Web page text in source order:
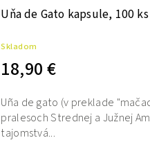
Uňa de Gato kapsule, 100
Skladom
18,90 €
Uña de gato (v preklade
pralesoch Strednej a Južnej
tajomstvá...